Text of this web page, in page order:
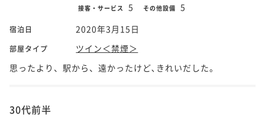
接客・サービス 5 その他設備 5
宿泊日 2020年3月15日
部屋タイプ
ツイン＜禁煙＞
思ったより、駅から、遠かったけど､きれいだした。
30代前半